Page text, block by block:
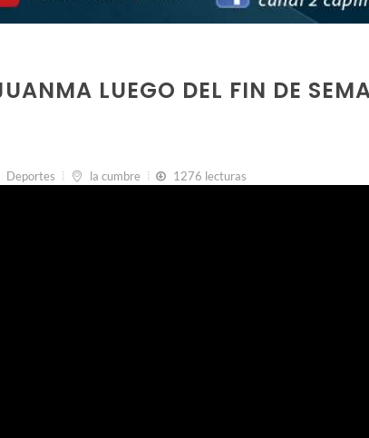
LUEGO DEL FIN DE
Deportes la cumbre 1276 lecturas